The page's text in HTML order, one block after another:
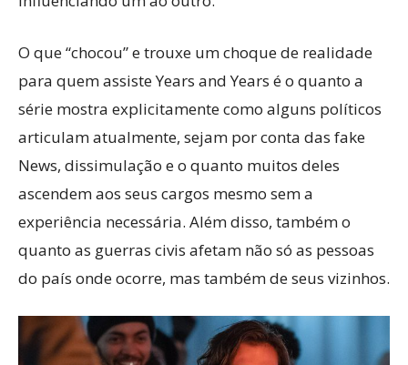
O que “chocou” e trouxe um choque de realidade
para quem assiste Years and Years é o quanto a
série mostra explicitamente como alguns políticos
articulam atualmente, sejam por conta das fake
News, dissimulação e o quanto muitos deles
ascendem aos seus cargos mesmo sem a
experiência necessária. Além disso, também o
quanto as guerras civis afetam não só as pessoas
do país onde ocorre, mas também de seus vizinhos.